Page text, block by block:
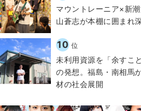
マウントレーニア×新
山蒼志が本棚に囲まれ
10 位
未利用資源を「余すこ
の発想。福島・南相馬
材の社会展開​